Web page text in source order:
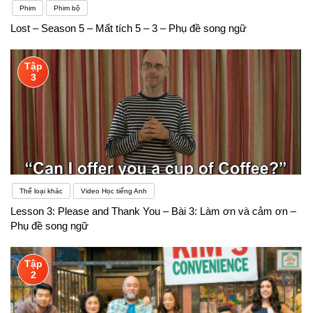
Phim Phim bộ
Lost – Season 5 – Mất tích 5 – 3 – Phụ đề song ngữ
Tập
3
Thể loại khác Video Học tiếng Anh
Lesson 3: Please and Thank You – Bài 3: Làm ơn và cảm ơn –
Phụ đề song ngữ
Tập
2